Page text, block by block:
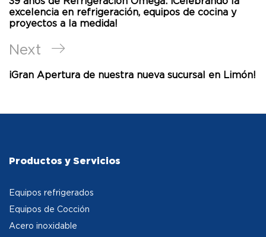
excelencia en refrigeración, equipos de cocina y
proyectos a la medida!
Next
¡Gran Apertura de nuestra nueva sucursal en Limón!
Productos y Servicios
Equipos refrigerados
Equipos de Cocción
Acero inoxidable